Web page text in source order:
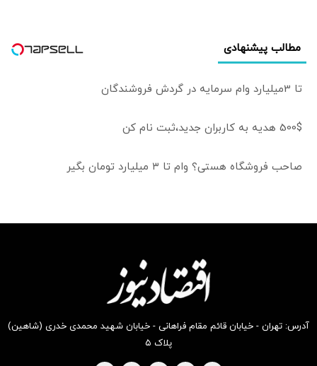
مطالب پیشنهادی
تا 3میلیارد وام سرمایه در گردش فروشندگان
500$ هدیه به کاربران جدید،ثبت نام کن
صاحب فروشگاه هستی؟ وام تا ۳ میلیارد تومان بگیر
آدرس: تهران - خیابان قائم مقام فراهانی - خیابان شهید محمدی خدری (شاهین)
پلاک ۵